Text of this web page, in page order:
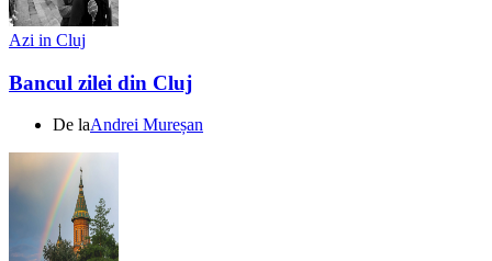
Azi in Cluj
Bancul zilei din Cluj
De laAndrei Mureșan